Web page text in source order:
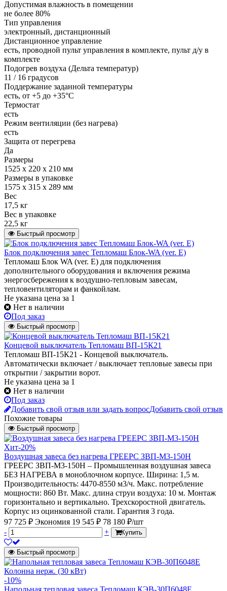
Допустимая влажность в помещении
не более 80%
Тип управления
электронный, дистанционный
Дистанционное управление
есть, проводной пульт управления в комплекте, пульт д/у в
комплекте
Подогрев воздуха (Дельта температур)
11 / 16 градусов
Поддержание заданной температуры
есть, от +5 до +35°С
Термостат
есть
Режим вентиляции (без нагрева)
есть
Защита от перегрева
Да
Размеры
1525 х 220 х 210 мм
Размеры в упаковке
1575 х 315 х 289 мм
Вес
17,5 кг
Вес в упаковке
22,5 кг
Быстрый просмотр
Блок подключения завес Тепломаш Блок-WA (ver. E)
Тепломаш Блок WA (ver. E) для подключения
дополнительного оборудования и включения режима
энергосбережения к воздушно-тепловым завесам,
тепловентиляторам и фанкойлам.
Не указана цена за 1
Нет в наличии
Под заказ
Быстрый просмотр
Концевой выключатель Тепломаш ВП-15К21
Тепломаш ВП-15К21 - Концевой выключатель.
Автоматически включает / выключает тепловые завесы при
открытии / закрытии ворот.
Не указана цена за 1
Нет в наличии
Под заказ
Добавить свой отзыв или задать вопросДобавить свой отзыв
Похожие товары
Быстрый просмотр
Хит-20%
Воздушная завеса без нагрева ГРЕЕРС ЗВП-М3-150Н
ГРЕЕРС ЗВП-М3-150Н – Промышленная воздушная завеса
БЕЗ НАГРЕВА в моноблочном корпусе. Ширина: 1,5 м.
Производительность: 4470-8550 м3/ч. Макс. потребление
мощности: 860 Вт. Макс. длина струи воздуха: 10 м. Монтаж
горизонтально и вертикально. Трехскоростной двигатель.
Корпус из оцинкованной стали. Гарантия 3 года.
97 725 ₽ Экономия 19 545 ₽ 78 180 ₽/шт
-
+ Купить
Быстрый просмотр
-10%